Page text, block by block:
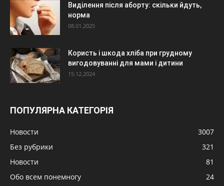
Виділення після аборту: скільки йдуть,
норма
08.01.2025
Користь і шкода хліба при грудному
вигодовуванні для мами і дитини
15.12.2024
ПОПУЛЯРНА КАТЕГОРІЯ
Новости
3007
Без рубрики
321
Новости
81
Обо всем понемногу
24